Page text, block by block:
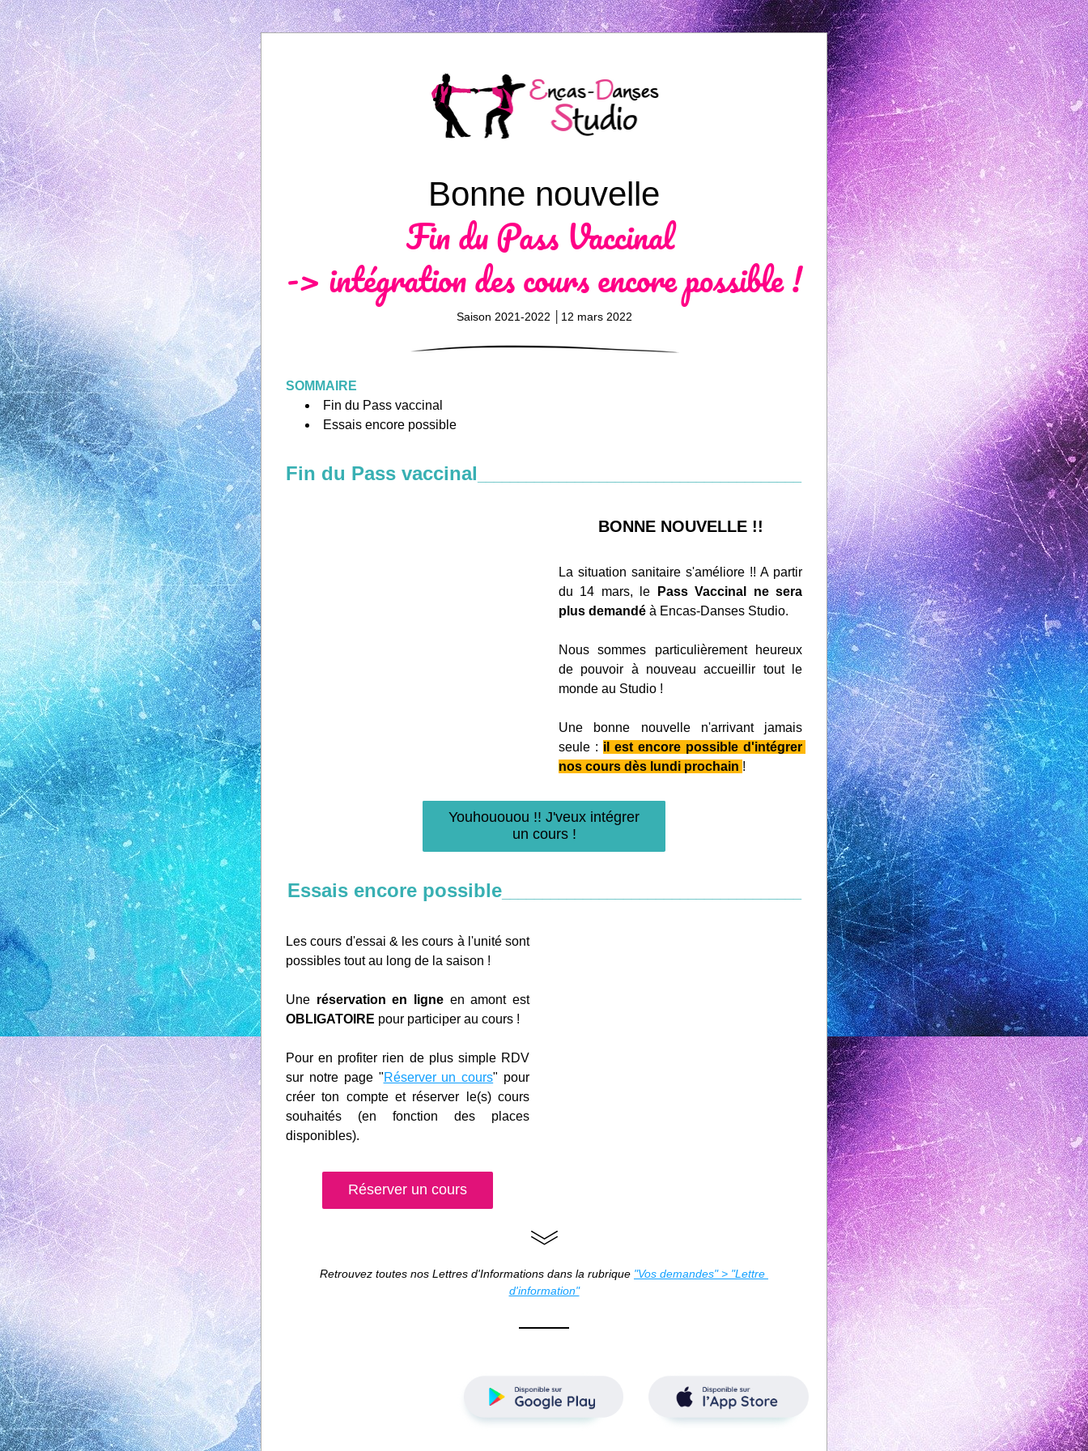
Bonne nouvelle
Fin du Pass Vaccinal
-> intégration des cours encore possible !
Saison 2021-2022 │12 mars 2022
SOMMAIRE
Fin du Pass vaccinal
Essais encore possible
Fin du Pass vaccinal
BONNE NOUVELLE !!
La situation sanitaire s'améliore !! A partir
du 14 mars, le
Pass Vaccinal ne sera
plus demandé à Encas-Danses Studio.
Nous sommes particulièrement heureux
de pouvoir à nouveau accueillir tout le
monde au Studio !
Une bonne nouvelle n'arrivant jamais
seule : il est encore possible d'intégrer
nos cours dès lundi prochain !
Youhououou !! J'veux intégrer
un cours !
Essais encore possible_____________________________________
Les cours d'essai & les cours à l'unité sont
possibles tout au long de la saison !
Une réservation en ligne
en amont est
OBLIGATOIRE pour participer au cours !
Pour en profiter rien de plus simple RDV
sur notre page "Réserver un cours" pour
créer ton compte et réserver le(s) cours
souhaités (en fonction des places
disponibles).
Réserver un cours
Retrouvez toutes nos Lettres d'Informations dans la rubrique "Vos demandes" > "Lettre
d'information"